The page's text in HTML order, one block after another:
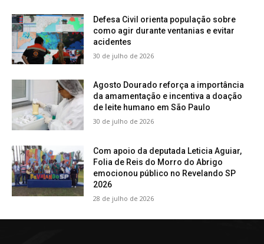
Defesa Civil orienta população sobre
como agir durante ventanias e evitar
acidentes
30 de julho de 2026
Agosto Dourado reforça a importância
da amamentação e incentiva a doação
de leite humano em São Paulo
30 de julho de 2026
Com apoio da deputada Leticia Aguiar,
Folia de Reis do Morro do Abrigo
emocionou público no Revelando SP
2026
28 de julho de 2026